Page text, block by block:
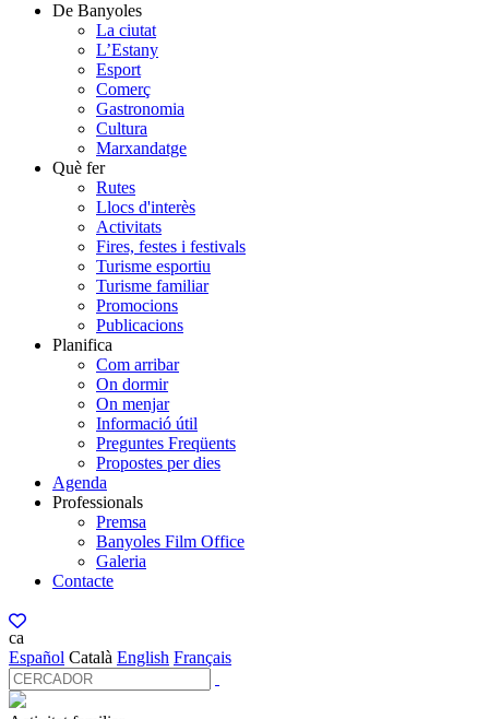
De Banyoles
La ciutat
L’Estany
Esport
Comerç
Gastronomia
Cultura
Marxandatge
Què fer
Rutes
Llocs d'interès
Activitats
Fires, festes i festivals
Turisme esportiu
Turisme familiar
Promocions
Publicacions
Planifica
Com arribar
On dormir
On menjar
Informació útil
Preguntes Freqüents
Propostes per dies
Agenda
Professionals
Premsa
Banyoles Film Office
Galeria
Contacte
ca
Español Català English Français